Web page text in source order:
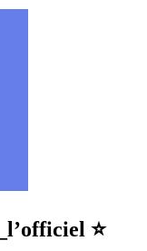
⭐️